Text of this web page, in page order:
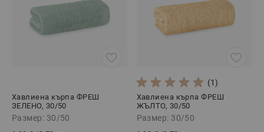
Хавлиена кърпа ФРЕШ
ЗЕЛЕНО, 30/50
Размер: 30/50
(1)
Хавлиена кърпа ФРЕШ
ЖЪЛТО, 30/50
Размер: 30/50